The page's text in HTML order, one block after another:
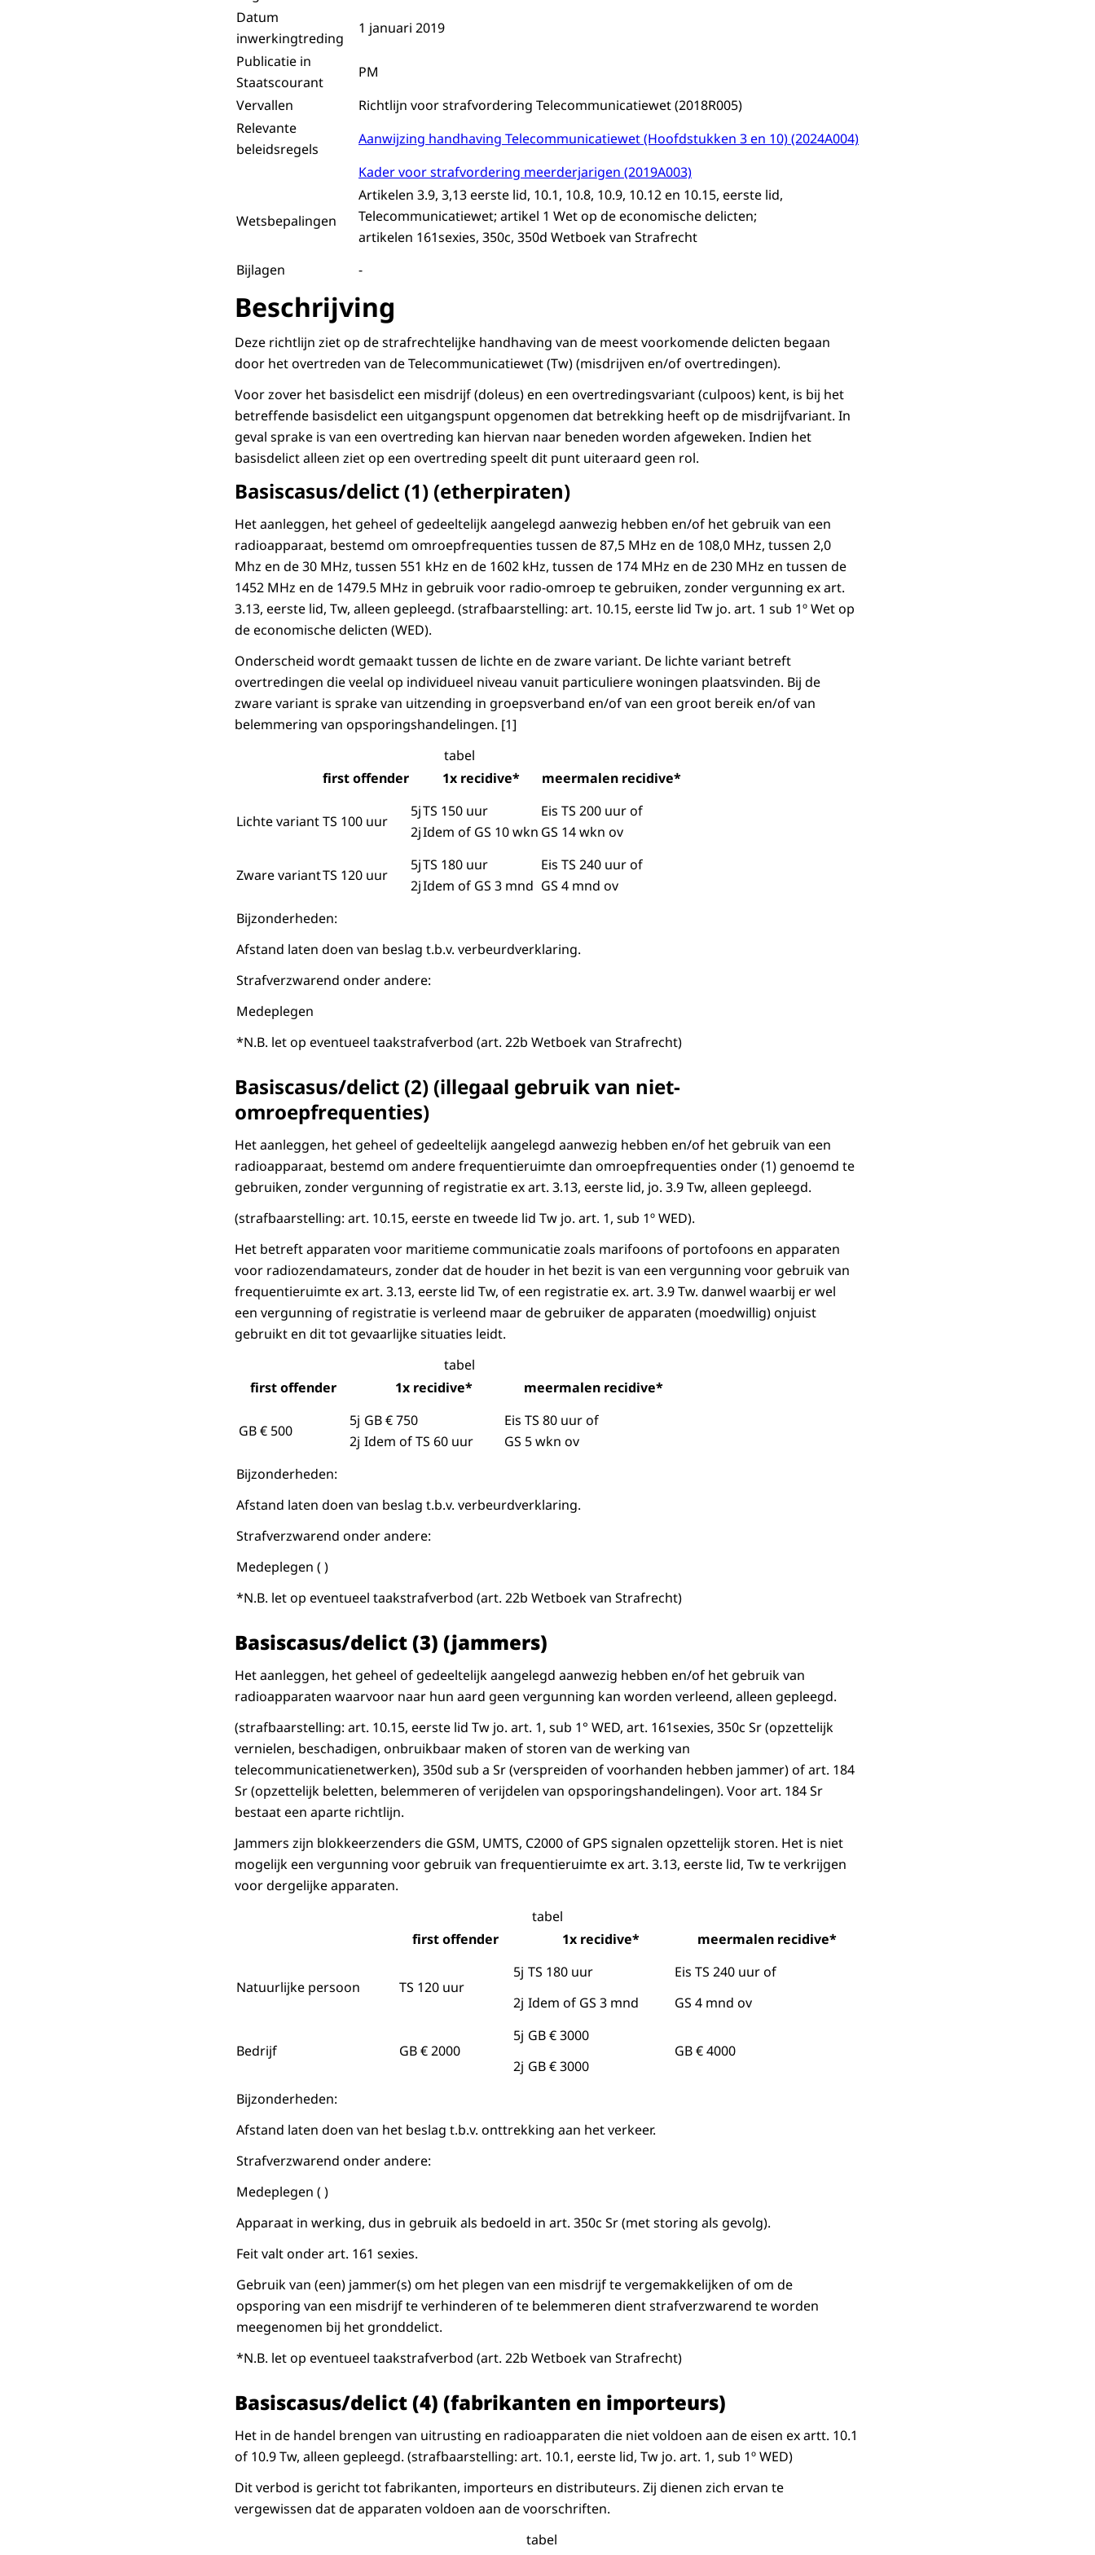
Datum
inwerkingtreding
1 januari 2019
Publicatie in
Staatscourant
PM
Vervallen
Richtlijn voor strafvordering Telecommunicatiewet (2018R005)
Relevante
beleidsregels
Aanwijzing handhaving Telecommunicatiewet (Hoofdstukken 3 en 10) (2024A004)
Kader voor strafvordering meerderjarigen (2019A003)
Wetsbepalingen
Artikelen 3.9, 3,13 eerste lid, 10.1, 10.8, 10.9, 10.12 en 10.15, eerste lid,
Telecommunicatiewet; artikel 1 Wet op de economische delicten;
artikelen 161sexies, 350c, 350d Wetboek van Strafrecht
Bijlagen
-
Beschrijving
Deze richtlijn ziet op de strafrechtelijke handhaving van de meest voorkomende delicten begaan
door het overtreden van de Telecommunicatiewet (Tw) (misdrijven en/of overtredingen).
Voor zover het basisdelict een misdrijf (doleus) en een overtredingsvariant (culpoos) kent, is bij het
betreffende basisdelict een uitgangspunt opgenomen dat betrekking heeft op de misdrijfvariant. In
geval sprake is van een overtreding kan hiervan naar beneden worden afgeweken. Indien het
basisdelict alleen ziet op een overtreding speelt dit punt uiteraard geen rol.
Basiscasus/delict (1) (etherpiraten)
Het aanleggen, het geheel of gedeeltelijk aangelegd aanwezig hebben en/of het gebruik van een
radioapparaat, bestemd om omroepfrequenties tussen de 87,5 MHz en de 108,0 MHz, tussen 2,0
Mhz en de 30 MHz, tussen 551 kHz en de 1602 kHz, tussen de 174 MHz en de 230 MHz en tussen de
1452 MHz en de 1479.5 MHz in gebruik voor radio-omroep te gebruiken, zonder vergunning ex art.
3.13, eerste lid, Tw, alleen gepleegd. (strafbaarstelling: art. 10.15, eerste lid Tw jo. art. 1 sub 1º Wet op
de economische delicten (WED).
Onderscheid wordt gemaakt tussen de lichte en de zware variant. De lichte variant betreft
overtredingen die veelal op individueel niveau vanuit particuliere woningen plaatsvinden. Bij de
zware variant is sprake van uitzending in groepsverband en/of van een groot bereik en/of van
belemmering van opsporingshandelingen. [1]
tabel
first offender
1x recidive* meermalen recidive*
Lichte variantTS 100 uur
5j
2j
TS 150 uur
Idem of GS 10 wkn
Eis TS 200 uur of
GS 14 wkn ov
Zware variantTS 120 uur
5j
2j
TS 180 uur
Idem of GS 3 mnd
Eis TS 240 uur of
GS 4 mnd ov
Bijzonderheden:
Afstand laten doen van beslag t.b.v. verbeurdverklaring.
Strafverzwarend onder andere:
Medeplegen
*N.B. let op eventueel taakstrafverbod (art. 22b Wetboek van Strafrecht)
Basiscasus/delict (2) (illegaal gebruik van niet-
omroepfrequenties)
Het aanleggen, het geheel of gedeeltelijk aangelegd aanwezig hebben en/of het gebruik van een
radioapparaat, bestemd om andere frequentieruimte dan omroepfrequenties onder (1) genoemd te
gebruiken, zonder vergunning of registratie ex art. 3.13, eerste lid, jo. 3.9 Tw, alleen gepleegd.
(strafbaarstelling: art. 10.15, eerste en tweede lid Tw jo. art. 1, sub 1º WED).
Het betreft apparaten voor maritieme communicatie zoals marifoons of portofoons en apparaten
voor radiozendamateurs, zonder dat de houder in het bezit is van een vergunning voor gebruik van
frequentieruimte ex art. 3.13, eerste lid Tw, of een registratie ex. art. 3.9 Tw. danwel waarbij er wel
een vergunning of registratie is verleend maar de gebruiker de apparaten (moedwillig) onjuist
gebruikt en dit tot gevaarlijke situaties leidt.
tabel
first offender
1x recidive* meermalen recidive*
GB € 500
5j
2j
GB € 750
Idem of TS 60 uur
Eis TS 80 uur of
GS 5 wkn ov
Bijzonderheden:
Afstand laten doen van beslag t.b.v. verbeurdverklaring.
Strafverzwarend onder andere:
Medeplegen ( )
*N.B. let op eventueel taakstrafverbod (art. 22b Wetboek van Strafrecht)
Basiscasus/delict (3) (jammers)
Het aanleggen, het geheel of gedeeltelijk aangelegd aanwezig hebben en/of het gebruik van
radioapparaten waarvoor naar hun aard geen vergunning kan worden verleend, alleen gepleegd.
(strafbaarstelling: art. 10.15, eerste lid Tw jo. art. 1, sub 1° WED, art. 161sexies, 350c Sr (opzettelijk
vernielen, beschadigen, onbruikbaar maken of storen van de werking van
telecommunicatienetwerken), 350d sub a Sr (verspreiden of voorhanden hebben jammer) of art. 184
Sr (opzettelijk beletten, belemmeren of verijdelen van opsporingshandelingen). Voor art. 184 Sr
bestaat een aparte richtlijn.
Jammers zijn blokkeerzenders die GSM, UMTS, C2000 of GPS signalen opzettelijk storen. Het is niet
mogelijk een vergunning voor gebruik van frequentieruimte ex art. 3.13, eerste lid, Tw te verkrijgen
voor dergelijke apparaten.
tabel
first offender
1x recidive* meermalen recidive*
Natuurlijke persoon TS 120 uur
5j
2j
TS 180 uur
Idem of GS 3 mnd
Eis TS 240 uur of
GS 4 mnd ov
Bedrijf GB € 2000
5j
2j
GB € 3000
GB € 3000
GB € 4000
Bijzonderheden:
Afstand laten doen van het beslag t.b.v. onttrekking aan het verkeer.
Strafverzwarend onder andere:
Medeplegen ( )
Apparaat in werking, dus in gebruik als bedoeld in art. 350c Sr (met storing als gevolg).
Feit valt onder art. 161 sexies.
Gebruik van (een) jammer(s) om het plegen van een misdrijf te vergemakkelijken of om de
opsporing van een misdrijf te verhinderen of te belemmeren dient strafverzwarend te worden
meegenomen bij het gronddelict.
*N.B. let op eventueel taakstrafverbod (art. 22b Wetboek van Strafrecht)
Basiscasus/delict (4) (fabrikanten en importeurs)
Het in de handel brengen van uitrusting en radioapparaten die niet voldoen aan de eisen ex artt. 10.1
of 10.9 Tw, alleen gepleegd. (strafbaarstelling: art. 10.1, eerste lid, Tw jo. art. 1, sub 1º WED)
Dit verbod is gericht tot fabrikanten, importeurs en distributeurs. Zij dienen zich ervan te
vergewissen dat de apparaten voldoen aan de voorschriften.
tabel